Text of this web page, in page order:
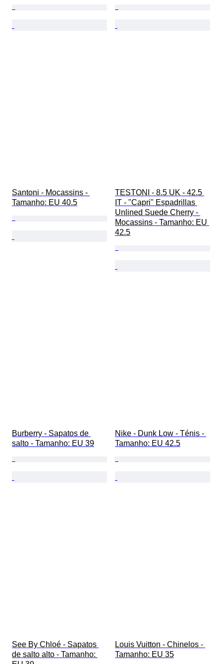
Santoni - Mocassins -
Tamanho: EU 40.5
TESTONI - 8.5 UK - 42.5
IT - "Capri" Espadrillas
Unlined Suede Cherry -
Mocassins - Tamanho: EU
42.5
Burberry - Sapatos de
salto - Tamanho: EU 39
Nike - Dunk Low - Ténis -
Tamanho: EU 42.5
See By Chloé - Sapatos
de salto alto - Tamanho:
Louis Vuitton - Chinelos -
Tamanho: EU 35